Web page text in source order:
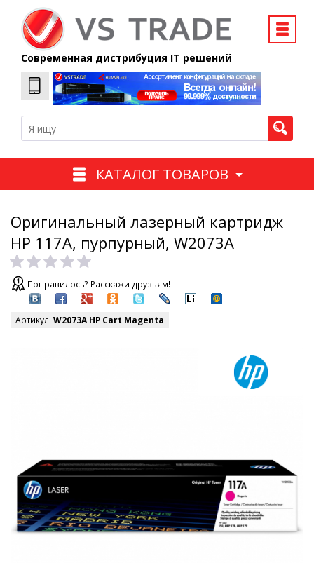
Современная дистрибуция IT решений
КАТАЛОГ ТОВАРОВ
Оригинальный лазерный картридж
HP 117A, пурпурный, W2073A
Понравилось? Расскажи друзьям!
Артикул: W2073A HP Cart Magenta